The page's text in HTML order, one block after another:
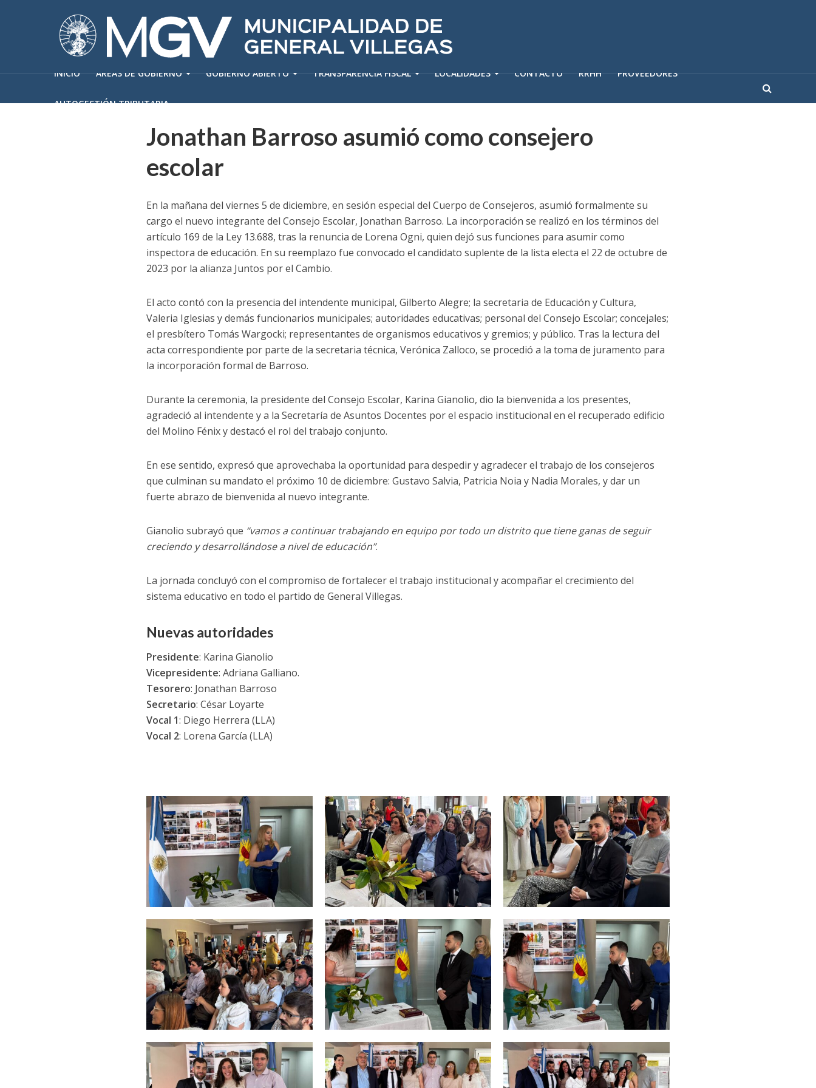
INICIO ÁREAS DE GOBIERNO GOBIERNO ABIERTO TRANSPARENCIA FISCAL LOCALIDADES CONTACTO RRHH PROVEEDORES
AUTOGESTIÓN TRIBUTARIA
Jonathan Barroso asumió como consejero
escolar
En la mañana del viernes 5 de diciembre, en sesión especial del Cuerpo de Consejeros, asumió formalmente su
cargo el nuevo integrante del Consejo Escolar, Jonathan Barroso. La incorporación se realizó en los términos del
artículo 169 de la Ley 13.688, tras la renuncia de Lorena Ogni, quien dejó sus funciones para asumir como
inspectora de educación. En su reemplazo fue convocado el candidato suplente de la lista electa el 22 de octubre de
2023 por la alianza Juntos por el Cambio.
El acto contó con la presencia del intendente municipal, Gilberto Alegre; la secretaria de Educación y Cultura,
Valeria Iglesias y demás funcionarios municipales; autoridades educativas; personal del Consejo Escolar; concejales;
el presbítero Tomás Wargocki; representantes de organismos educativos y gremios; y público. Tras la lectura del
acta correspondiente por parte de la secretaria técnica, Verónica Zalloco, se procedió a la toma de juramento para
la incorporación formal de Barroso.
Durante la ceremonia, la presidente del Consejo Escolar, Karina Gianolio, dio la bienvenida a los presentes,
agradeció al intendente y a la Secretaría de Asuntos Docentes por el espacio institucional en el recuperado edificio
del Molino Fénix y destacó el rol del trabajo conjunto.
En ese sentido, expresó que aprovechaba la oportunidad para despedir y agradecer el trabajo de los consejeros
que culminan su mandato el próximo 10 de diciembre: Gustavo Salvia, Patricia Noia y Nadia Morales, y dar un
fuerte abrazo de bienvenida al nuevo integrante.
Gianolio subrayó que “vamos a continuar trabajando en equipo por todo un distrito que tiene ganas de seguir
creciendo y desarrollándose a nivel de educación”.
La jornada concluyó con el compromiso de fortalecer el trabajo institucional y acompañar el crecimiento del
sistema educativo en todo el partido de General Villegas.
Nuevas autoridades
Presidente: Karina Gianolio
Vicepresidente: Adriana Galliano.
Tesorero: Jonathan Barroso
Secretario: César Loyarte
Vocal 1: Diego Herrera (LLA)
Vocal 2: Lorena García (LLA)